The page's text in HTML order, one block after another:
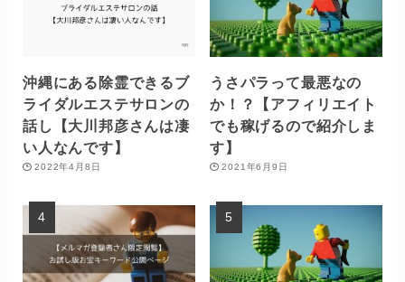
沖縄にある除霊できるブ
ライダルエステサロンの
話し【大川邦彦さんは凄
い人なんです】
2022年4月8日
うさパラって最悪なの
か！？【アフィリエイト
でも稼げるので紹介しま
す】
2021年6月9日